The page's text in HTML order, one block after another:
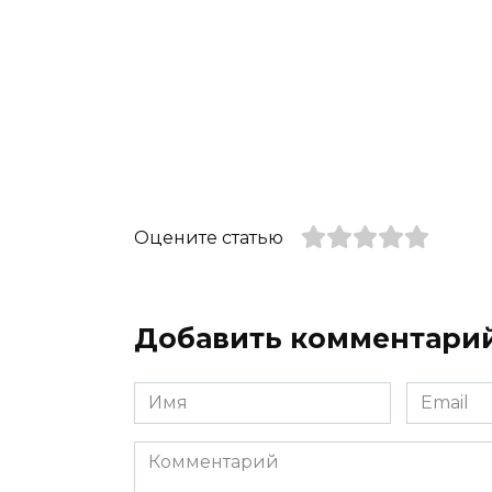
Оцените статью
Добавить
Имя
*
Email
*
Комментарий